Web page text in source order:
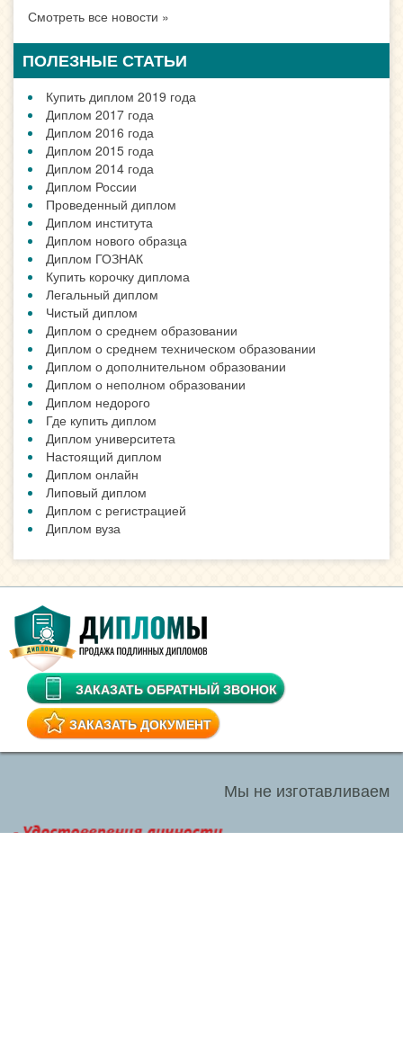
Смотреть все новости »
ПОЛЕЗНЫЕ СТАТЬИ
Купить диплом 2019 года
Диплом 2017 года
Диплом 2016 года
Диплом 2015 года
Диплом 2014 года
Диплом России
Проведенный диплом
Диплом института
Диплом нового образца
Диплом ГОЗНАК
Купить корочку диплома
Легальный диплом
Чистый диплом
Диплом о среднем образовании
Диплом о среднем техническом образовании
Диплом о дополнительном образовании
Диплом о неполном образовании
Диплом недорого
Где купить диплом
Диплом университета
Настоящий диплом
Диплом онлайн
Липовый диплом
Диплом с регистрацией
Диплом вуза
ЗАКАЗАТЬ ОБРАТНЫЙ ЗВОНОК
ЗАКАЗАТЬ ДОКУМЕНТ
Мы не изготавливаем